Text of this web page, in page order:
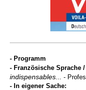
- Programm
- Französische Sprache
indispensables... -
- In eigener Sache: